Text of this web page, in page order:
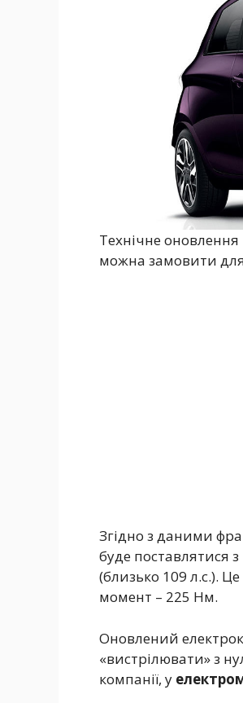
Технічне
можна замовити для
Згідно з даними
буде поставлятися
(близько 109 л.с.).
момент – 225 Нм.
Оновлений
«вистрілювати» з
компанії, у